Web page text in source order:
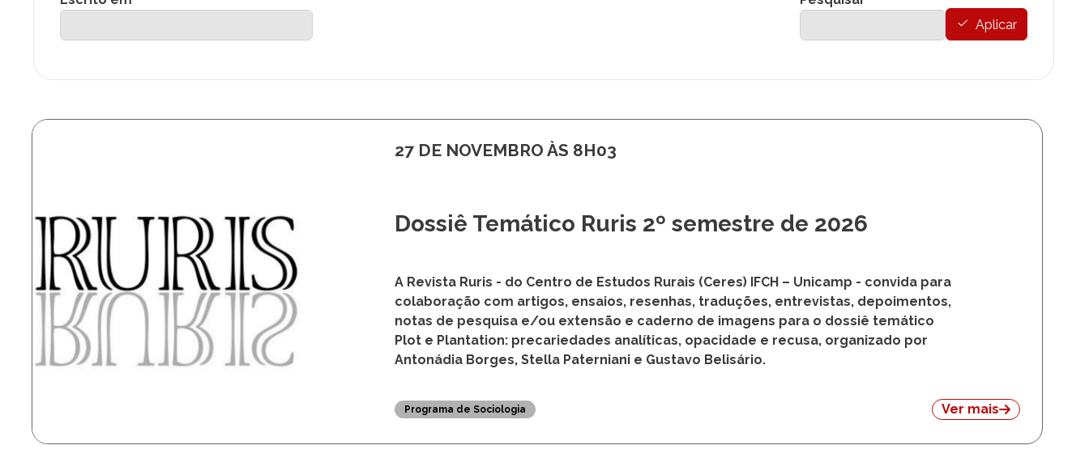
Aplicar
27 DE NOVEMBRO ÀS 8H03
Dossiê Temático Ruris 2º semestre de 2026
A Revista Ruris - do Centro de Estudos Rurais (Ceres) IFCH – Unicamp - convida para
colaboração com artigos, ensaios, resenhas, traduções, entrevistas, depoimentos,
notas de pesquisa e/ou extensão e caderno de imagens para o dossiê temático
Plot e Plantation: precariedades analíticas, opacidade e recusa, organizado por
Antonádia Borges, Stella Paterniani e Gustavo Belisário.
Programa de Sociologia Ver mais